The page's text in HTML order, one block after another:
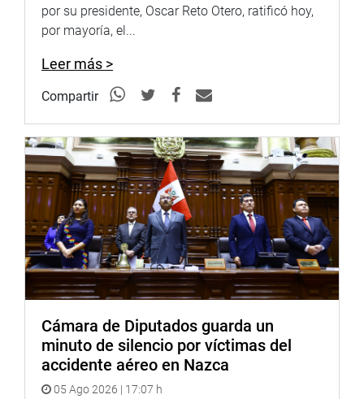
Finalmente, es importante señalar que la propuesta fue
aprobada en primera votación el 27 de diciembre de 2024
en la Comisión Permanente.
OFICINA DE COMUNICACIONES E IMAGEN
INSTITUCIONAL
por su presidente, Oscar Reto Otero, ratificó hoy,
por mayoría, el...
Leer más >
Compartir
Cámara de Diputados guarda un
minuto de silencio por víctimas del
accidente aéreo en Nazca
05 Ago 2026 | 17:07 h